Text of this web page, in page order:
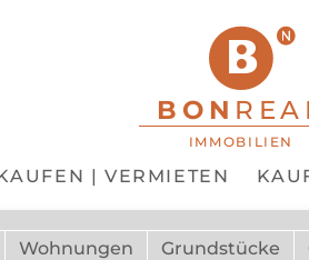
| VERMIETEN
BON
IMMOBILIEN
Wohnungen Grundstücke